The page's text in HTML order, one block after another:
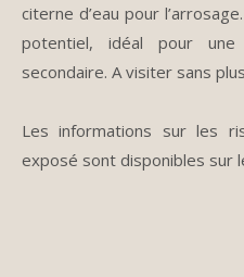
citerne d’eau pour
potentiel, idéal pour
secondaire. A visiter sans
Les informations sur les
exposé sont disponibles sur